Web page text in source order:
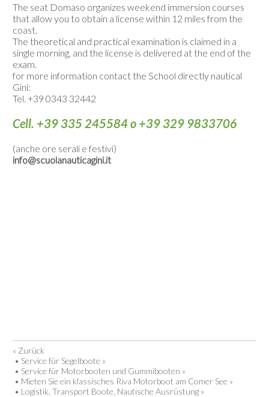
The seat Domaso organizes weekend immersion courses
that allow you to obtain a license within 12 miles from the
coast.
The theoretical and practical examination is claimed in a
single morning, and the license is delivered at the end of the
exam.
for more information contact the School directly nautical
Gini:
Tel. +39 0343 32442
Cell. +39 335 245584 o +39 329 9833706
(anche ore serali e festivi)
info@scuolanauticagini.it
« Zurück
• Service für Segelboote »
• Service für Motorbooten und Gummibooten »
• Mieten Sie ein klassisches Riva Motorboot am Comer See »
• Logistik, Transport Boote, Nautische Ausrüstung »